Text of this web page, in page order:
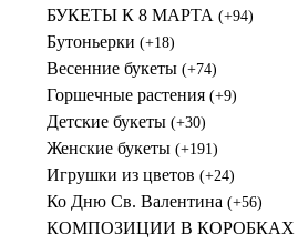
БУКЕТЫ К 8 МАРТА (+94)
Бутоньерки (+18)
Весенние букеты (+74)
Горшечные растения (+9)
Детские букеты (+30)
Женские букеты (+191)
Игрушки из цветов (+24)
Ко Дню Св. Валентина (+56)
КОМПОЗИЦИИ В КОРОБКАХ